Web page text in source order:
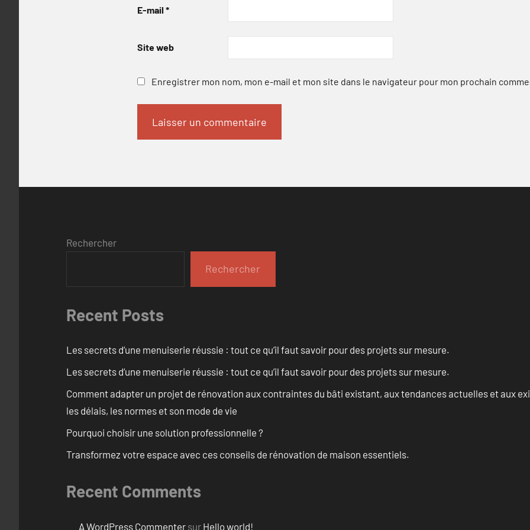
E-mail *
Site web
Enregistrer mon nom, mon e-mail et mon site dans le navigateur pour mon prochain
Rechercher
Rechercher
Recent Posts
Les secrets d’une menuiserie réussie : tout ce qu’il faut savoir pour des projets sur mesure.
Les secrets d’une menuiserie réussie : tout ce qu’il faut savoir pour des projets sur mesure.
Comment adapter un projet de rénovation aux contraintes du bâti existant, aux tendances actuelles et aux
les délais, les normes et son mode de vie
Pourquoi choisir une solution professionnelle ?
Transformez votre espace avec ces conseils de rénovation de maison essentiels.
Recent Comments
A WordPress Commenter sur Hello world!